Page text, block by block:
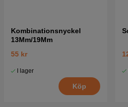
Kombinationsnyckel
13Mm/19Mm
55 kr
I lager
Köp